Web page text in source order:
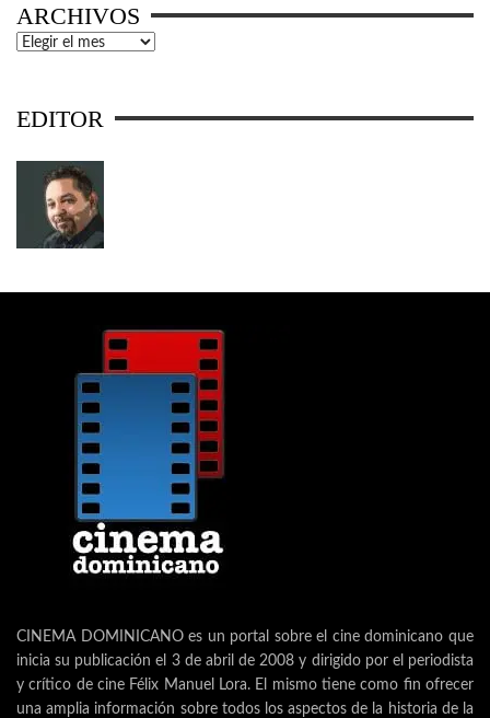
ARCHIVOS
Archivos
EDITOR
CINEMA DOMINICANO es un portal sobre el cine dominicano que
inicia su publicación el 3 de abril de 2008 y dirigido por el periodista
y crítico de cine Félix Manuel Lora. El mismo tiene como fin ofrecer
una amplia información sobre todos los aspectos de la historia de la